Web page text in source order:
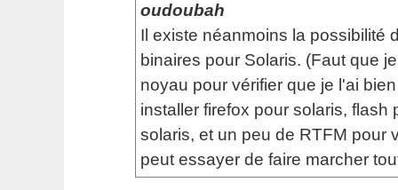
oudoubah
Il existe néanmoins la possibilité
binaires pour Solaris. (Faut que
noyau pour vérifier que je l'ai
installer firefox pour solaris, flash
solaris, et un peu de RTFM pour
peut essayer de faire marcher